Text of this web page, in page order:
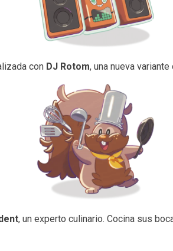
con DJ Rotom, una nueva
, un experto culinario. Cocina sus